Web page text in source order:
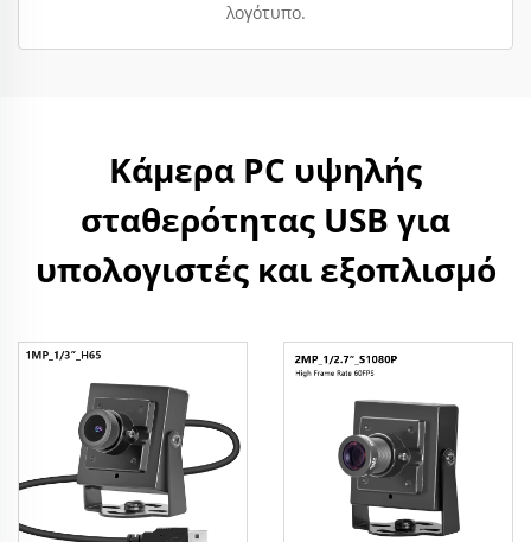
λογότυπο.
Κάμερα PC υψηλής
σταθερότητας USB για
υπολογιστές και εξοπλισμό